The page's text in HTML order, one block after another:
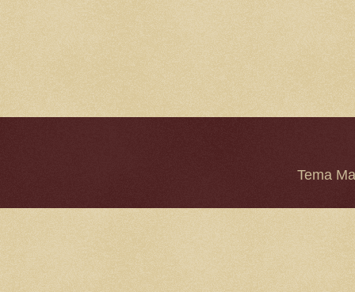
Tema